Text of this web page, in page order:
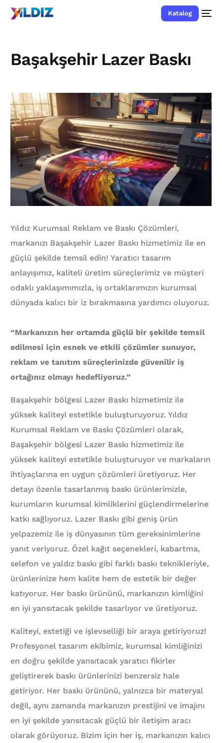
Katalog
Başakşehir Lazer Baskı
Yıldız Kurumsal Reklam ve Baskı Çözümleri,
markanızı Başakşehir Lazer Baskı hizmetimiz ile en
güçlü şekilde temsil edin! Yaratıcı tasarım
anlayışımız, kaliteli üretim süreçlerimiz ve müşteri
odaklı yaklaşımımızla, iş ortaklarımızın kurumsal
dünyada kalıcı bir iz bırakmasına yardımcı oluyoruz.
“Markanızın her ortamda güçlü bir şekilde temsil
edilmesi için esnek ve etkili çözümler sunuyor,
reklam ve tanıtım süreçlerinizde güvenilir iş
ortağınız olmayı hedefliyoruz.”
Başakşehir bölgesi Lazer Baskı hizmetimiz ile
yüksek kaliteyi estetikle buluşturuyoruz. Yıldız
Kurumsal Reklam ve Baskı Çözümleri olarak,
Başakşehir bölgesi Lazer Baskı hizmetimiz ile
yüksek kaliteyi estetikle buluşturuyor ve markaların
ihtiyaçlarına en uygun çözümleri üretiyoruz. Her
detayı özenle tasarlanmış baskı ürünlerimizle,
kurumların kurumsal kimliklerini güçlendirmelerine
katkı sağlıyoruz. Lazer Baskı gibi geniş ürün
yelpazemiz ile iş dünyasının tüm gereksinimlerine
yanıt veriyoruz. Özel kağıt seçenekleri, kabartma,
selefon ve yaldız baskı gibi farklı baskı teknikleriyle,
ürünlerinize hem kalite hem de estetik bir değer
katıyoruz. Her baskı ürününü, markanızın kimliğini
en iyi yansıtacak şekilde tasarlıyor ve üretiyoruz.
Kaliteyi, estetiği ve işlevselliği bir araya getiriyoruz!
Profesyonel tasarım ekibimiz, kurumsal kimliğinizi
en doğru şekilde yansıtacak yaratıcı fikirler
geliştirerek baskı ürünlerinizi benzersiz hale
getiriyor. Her baskı ürününü, yalnızca bir materyal
değil, aynı zamanda markanızın prestijini ve imajını
en iyi şekilde yansıtacak güçlü bir iletişim aracı
olarak görüyoruz. Bizim için her iş, markanızın kalıcı